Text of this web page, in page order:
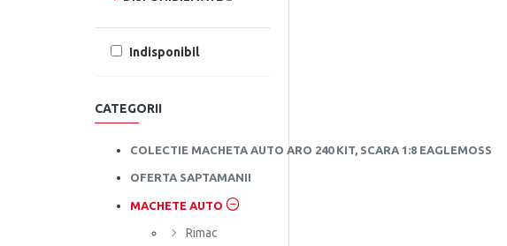
Indisponibil
CATEGORII
COLECTIE MACHETA AUTO ARO 240 KIT, SCARA 1:8 EAGLEMOSS
OFERTA SAPTAMANII
MACHETE AUTO
Rimac